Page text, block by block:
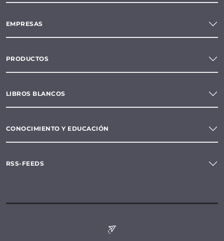
EMPRESAS
PRODUCTOS
LIBROS BLANCOS
CONOCIMIENTO Y EDUCACIÓN
RSS-FEEDS